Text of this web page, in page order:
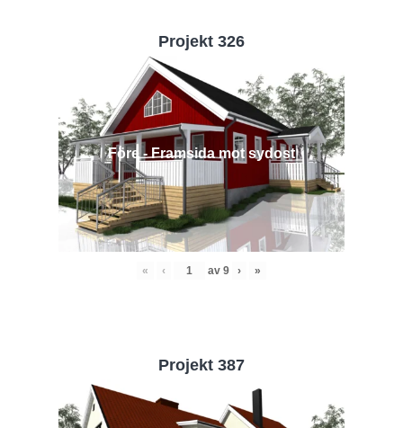
Projekt 326
Före - Framsida mot sydost
« ‹ av 9 › »
Projekt 387